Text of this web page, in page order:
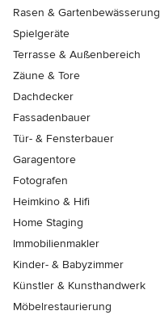
Rasen & Gartenbewässerung
Spielgeräte
Terrasse & Außenbereich
Zäune & Tore
Dachdecker
Fassadenbauer
Tür- & Fensterbauer
Garagentore
Fotografen
Heimkino & Hifi
Home Staging
Immobilienmakler
Kinder- & Babyzimmer
Künstler & Kunsthandwerk
Möbelrestaurierung